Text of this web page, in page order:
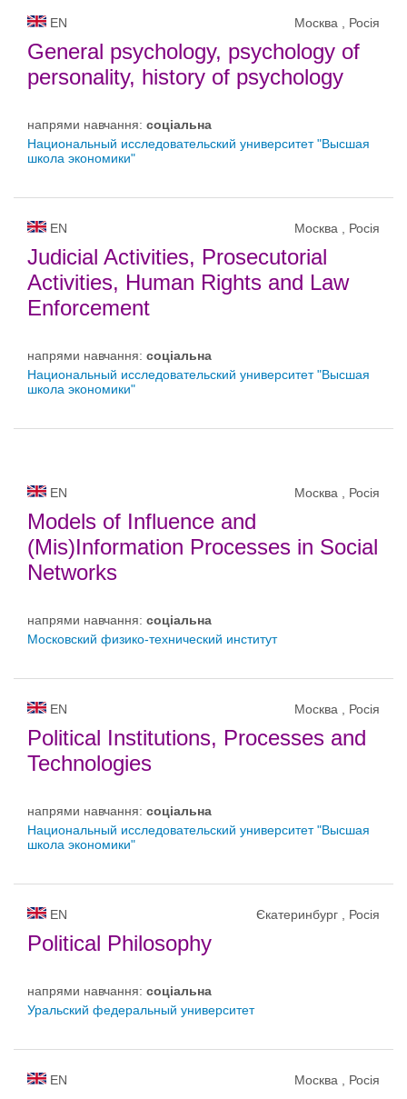
EN Москва , Росія
General psychology, psychology of
personality, history of psychology
напрями навчання: соціальна
Национальный исследовательский университет "Высшая
школа экономики"
EN Москва , Росія
Judicial Activities, Prosecutorial
Activities, Human Rights and Law
Enforcement
напрями навчання: соціальна
Национальный исследовательский университет "Высшая
школа экономики"
EN Москва , Росія
Models of Influence and
(Mis)Information Processes in Social
Networks
напрями навчання: соціальна
Московский физико-технический институт
EN Москва , Росія
Political Institutions, Processes and
Technologies
напрями навчання: соціальна
Национальный исследовательский университет "Высшая
школа экономики"
EN Єкатеринбург , Росія
Political Philosophy
напрями навчання: соціальна
Уральский федеральный университет
EN Москва , Росія